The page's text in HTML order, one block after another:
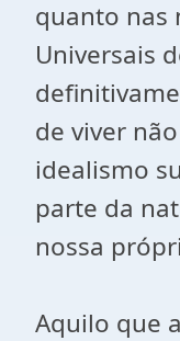
quanto nas
Universais
de viver
idealismo
parte da
nossa
Aquilo que